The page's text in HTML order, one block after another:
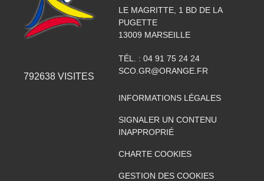
792638 VISITES
LE MAGRITTE, 1 BD DE LA
PUGETTE
13009 MARSEILLE
TÉL. : 04 91 75 24 24
SCO.GR@ORANGE.FR
INFORMATIONS LÉGALES
SIGNALER UN CONTENU
INAPPROPRIÉ
CHARTE COOKIES
GESTION DES COOKIES